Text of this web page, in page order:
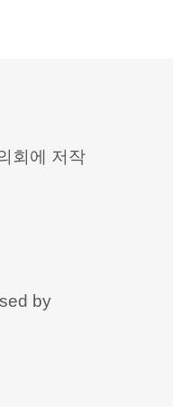
회에 저작
by